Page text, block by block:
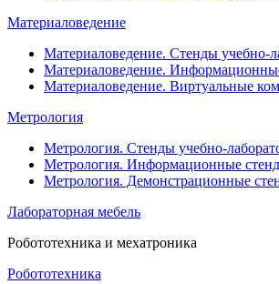
Материаловедение
Материаловедение. Стенды учебно-
Материаловедение.
Материаловедение. Виртуальные
Метрология
Метрология. Стенды учебно-
Метрология. Информационные
Метрология. Демонстрационные
Лабораторная мебель
Робототехника и мехатроника
Робототехника